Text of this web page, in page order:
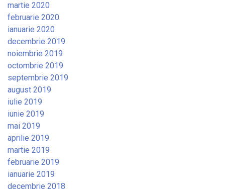
martie 2020
februarie 2020
ianuarie 2020
decembrie 2019
noiembrie 2019
octombrie 2019
septembrie 2019
august 2019
iulie 2019
iunie 2019
mai 2019
aprilie 2019
martie 2019
februarie 2019
ianuarie 2019
decembrie 2018